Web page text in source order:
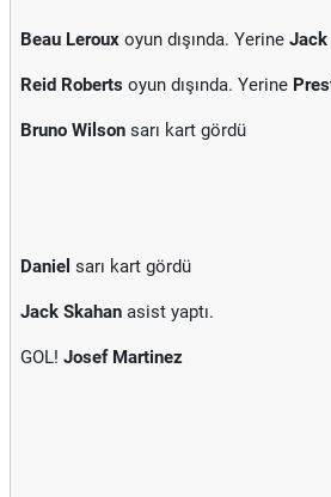
Beau Leroux oyun dışında. Yerine Jack
Reid Roberts oyun dışında. Yerine
Bruno Wilson sarı kart gördü
Daniel sarı kart gördü
Jack Skahan asist yaptı.
GOL! Josef Martinez